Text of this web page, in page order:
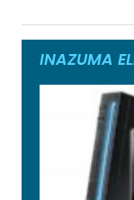
INAZUMA